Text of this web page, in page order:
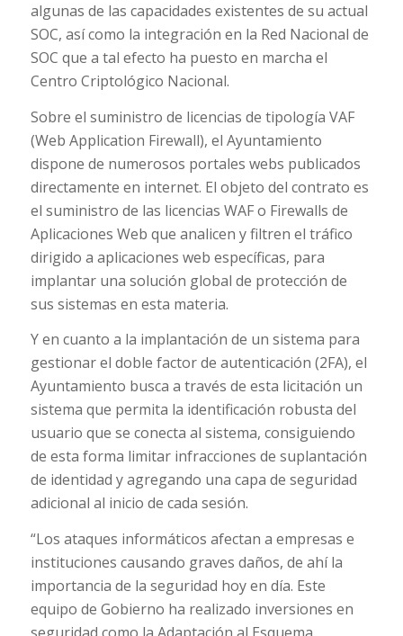
algunas de las capacidades existentes de su actual
SOC, así como la integración en la Red Nacional de
SOC que a tal efecto ha puesto en marcha el
Centro Criptológico Nacional.
Sobre el suministro de licencias de tipología VAF
(Web Application Firewall), el Ayuntamiento
dispone de numerosos portales webs publicados
directamente en internet. El objeto del contrato es
el suministro de las licencias WAF o Firewalls de
Aplicaciones Web que analicen y filtren el tráfico
dirigido a aplicaciones web específicas, para
implantar una solución global de protección de
sus sistemas en esta materia.
Y en cuanto a la implantación de un sistema para
gestionar el doble factor de autenticación (2FA), el
Ayuntamiento busca a través de esta licitación un
sistema que permita la identificación robusta del
usuario que se conecta al sistema, consiguiendo
de esta forma limitar infracciones de suplantación
de identidad y agregando una capa de seguridad
adicional al inicio de cada sesión.
“Los ataques informáticos afectan a empresas e
instituciones causando graves daños, de ahí la
importancia de la seguridad hoy en día. Este
equipo de Gobierno ha realizado inversiones en